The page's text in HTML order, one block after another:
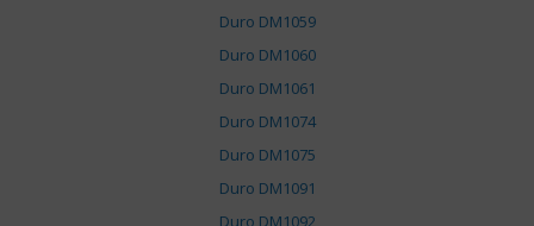
Duro DM1059
Duro DM1060
Duro DM1061
Duro DM1074
Duro DM1075
Duro DM1091
Duro DM1092